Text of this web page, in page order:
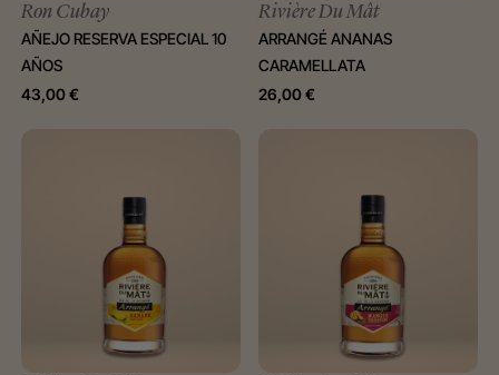
Ron Cubay
AÑEJO RESERVA ESPECIAL 10
AÑOS
43,00€
Rivière Du Mât
ARRANGÉ ANANAS
CARAMELLATA
26,00€